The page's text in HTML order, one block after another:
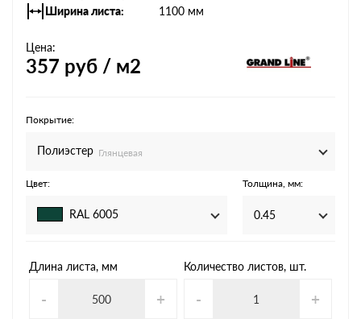
Ширина листа
1100 мм
Цена:
357 руб / м2
Покрытие:
Полиэстер Глянцевая
Цвет:
RAL 6005
Толщина, мм:
0.45
Длина листа, мм
- +
Количество листов, шт.
- +